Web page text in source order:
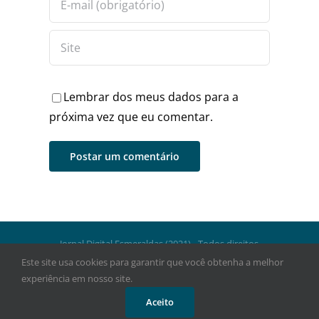
Lembrar dos meus dados para a
próxima vez que eu comentar.
Jornal Digital Esmeraldas (2021) - Todos direitos
reservados.
FacebookInstagram
Este site usa cookies para garantir que você obtenha a melhor
experiência em nosso site.
Aceito